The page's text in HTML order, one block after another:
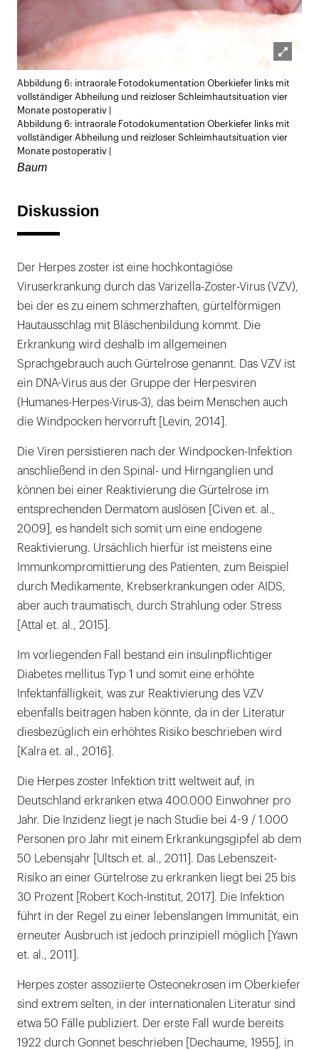
öffnen
Abbildung 6: intraorale Fotodokumentation Oberkiefer links mit
vollständiger Abheilung und reizloser Schleimhautsituation vier
Monate postoperativ |
Abbildung 6: intraorale Fotodokumentation Oberkiefer links mit
vollständiger Abheilung und reizloser Schleimhautsituation vier
Monate postoperativ |
Baum
Diskussion
Der Herpes zoster ist eine hochkontagiöse
Viruserkrankung durch das Varizella-Zoster-Virus (VZV),
bei der es zu einem schmerzhaften, gürtelförmigen
Hautausschlag mit Bläschenbildung kommt. Die
Erkrankung wird deshalb im allgemeinen
Sprachgebrauch auch Gürtelrose genannt. Das VZV ist
ein DNA-Virus aus der Gruppe der Herpesviren
(Humanes-Herpes-Virus-3), das beim Menschen auch
die Windpocken hervorruft [Levin, 2014].
Die Viren persistieren nach der Windpocken-Infektion
anschließend in den Spinal- und Hirnganglien und
können bei einer Reaktivierung die Gürtelrose im
entsprechenden Dermatom auslösen [Civen et. al.,
2009], es handelt sich somit um eine endogene
Reaktivierung. Ursächlich hierfür ist meistens eine
Immunkompromittierung des Patienten, zum Beispiel
durch Medikamente, Krebserkrankungen oder AIDS,
aber auch traumatisch, durch Strahlung oder Stress
[Attal et. al., 2015].
Im vorliegenden Fall bestand ein insulinpflichtiger
Diabetes mellitus Typ 1 und somit eine erhöhte
Infektanfälligkeit, was zur Reaktivierung des VZV
ebenfalls beitragen haben könnte, da in der Literatur
diesbezüglich ein erhöhtes Risiko beschrieben wird
[Kalra et. al., 2016].
Die Herpes zoster Infektion tritt weltweit auf, in
Deutschland erkranken etwa 400.000 Einwohner pro
Jahr. Die Inzidenz liegt je nach Studie bei 4-9 / 1.000
Personen pro Jahr mit einem Erkrankungsgipfel ab dem
50 Lebensjahr [Ultsch et. al., 2011]. Das Lebenszeit-
Risiko an einer Gürtelrose zu erkranken liegt bei 25 bis
30 Prozent [Robert Koch-Institut, 2017]. Die Infektion
führt in der Regel zu einer lebenslangen Immunität, ein
erneuter Ausbruch ist jedoch prinzipiell möglich [Yawn
et. al., 2011].
Herpes zoster assoziierte Osteonekrosen im Oberkiefer
sind extrem selten, in der internationalen Literatur sind
etwa 50 Fälle publiziert. Der erste Fall wurde bereits
1922 durch Gonnet beschrieben [Dechaume, 1955], in